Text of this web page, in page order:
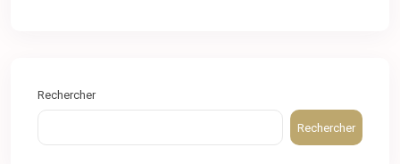
Rechercher
Rechercher